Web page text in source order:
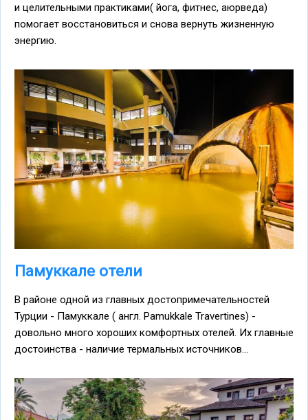
и целительными практиками( йога, фитнес, аюрведа)
помогает восстановиться и снова вернуть жизненную
энергию.
Памуккале отели
В районе одной из главных достопримечательностей
Турции - Памуккале ( англ. Pamukkale Travertines) -
довольно много хороших комфортных отелей. Их главные
достоинства - наличие термальных источников...